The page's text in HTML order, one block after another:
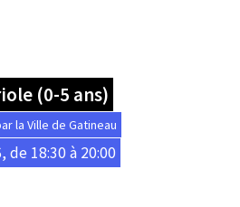
(0-5 ans)
la Ville de Gatineau
de 18:30 à 20:00